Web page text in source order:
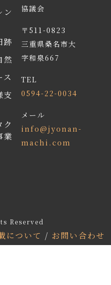
ン
跡
然
支
ク
業
協議会
〒511-0823
三重県桑名市大
字和泉667
TEL
0594-22-0034
メール
info@jyonan-
machi.com
Reserved
について / お問い合わせ